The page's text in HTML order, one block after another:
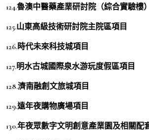
124.魯澳中醫藥產業研討院（綜合實驗樓
125.山東高級技術研討院主院區項目
126.時代未來科技城項目
127.明水古城國際泉水游玩度假區項目
128.濟南融創文旅城項目
129.遠年夜購物廣場項目
130.年夜眾數字文明創意產業園及相關配